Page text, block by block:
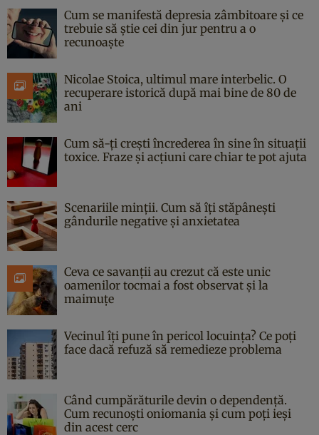
Cum se manifestă depresia zâmbitoare și ce
trebuie să știe cei din jur pentru a o
recunoaște
Nicolae Stoica, ultimul mare interbelic. O
recuperare istorică după mai bine de 80 de
ani
Cum să-ți crești încrederea în sine în situații
toxice. Fraze și acțiuni care chiar te pot ajuta
Scenariile minții. Cum să îți stăpânești
gândurile negative și anxietatea
Ceva ce savanții au crezut că este unic
oamenilor tocmai a fost observat și la
maimuțe
Vecinul îți pune în pericol locuința? Ce poți
face dacă refuză să remedieze problema
Când cumpărăturile devin o dependență.
Cum recunoști oniomania și cum poți ieși
din acest cerc